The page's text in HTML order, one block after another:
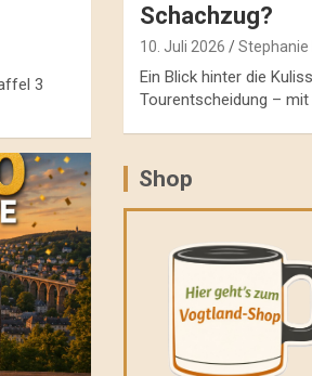
3
Schachzug?
10. Juli 2026 Stephanie
Ein Blick hinter die
Tourentscheidung – mit
Shop